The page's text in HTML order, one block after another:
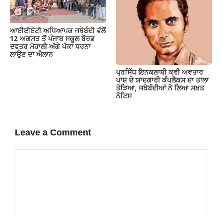
ਆਈਈਏਟੀ ਅਧਿਆਪਕ ਜਥੇਬੰਦੀ ਵੱਲੋਂ
12 ਅਗਸਤ ਤੋਂ ਪੰਜਾਬ ਸਕੂਲ ਬੋਰਡ
ਦਫਤਰ ਮੋਹਾਲੀ ਅੱਗੇ ਪੱਕਾ ਧਰਨਾ
ਲਾਉਣ ਦਾ ਐਲਾਨ
ਪ੍ਰਸਿੱਧ ਇਨਕਲਾਬੀ ਕਵੀ ਅਵਤਾਰ
ਪਾਸ਼ ਦੇ ਯਾਦਗਾਰੀ ਕੰਪਲੈਕਸ ਦਾ ਤਾਲਾ
ਤੋੜਿਆ, ਜਥੇਬੰਦੀਆਂ ਨੇ ਲਿਆ ਸਖ਼ਤ
ਨੋਟਿਸ
Leave a Comment